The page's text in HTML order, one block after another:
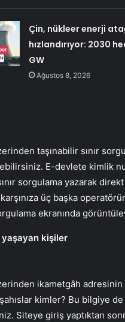
Çin, nükleer enerji
hızlandırıyor: 2030
GW
Ağustos 8, 2026
taşınabilir sınır
E-devlete kimlik
sorgulama yazarak
üç başka
ekranında
yaşayan kişiler
ikametgâh
kimler? Bu bilgiye
Siteye giriş yaptıktan